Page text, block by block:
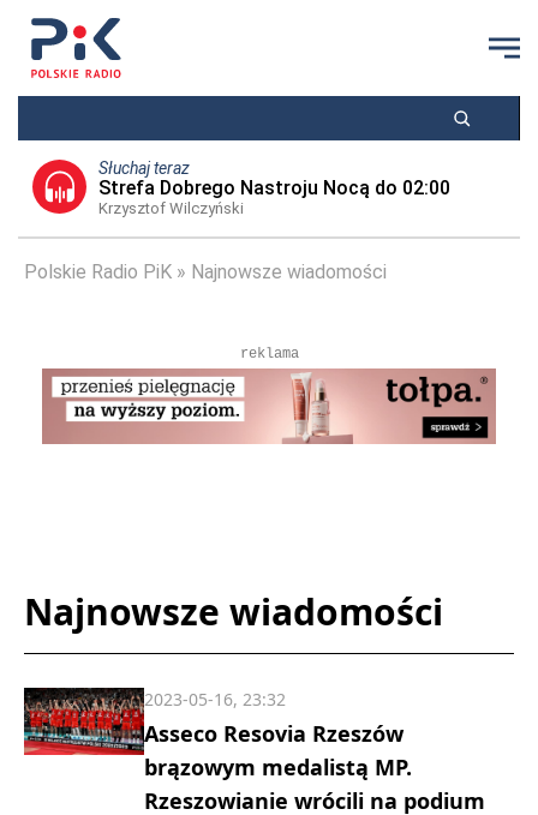
Słuchaj teraz
Strefa Dobrego Nastroju Nocą do 02:00
Krzysztof Wilczyński
Polskie Radio PiK Najnowsze wiadomości
reklama
Najnowsze wiadomości
Asseco Resovia Rzeszów
brązowym medalistą MP.
Rzeszowianie wrócili na podium
2023-05-16, 23:32